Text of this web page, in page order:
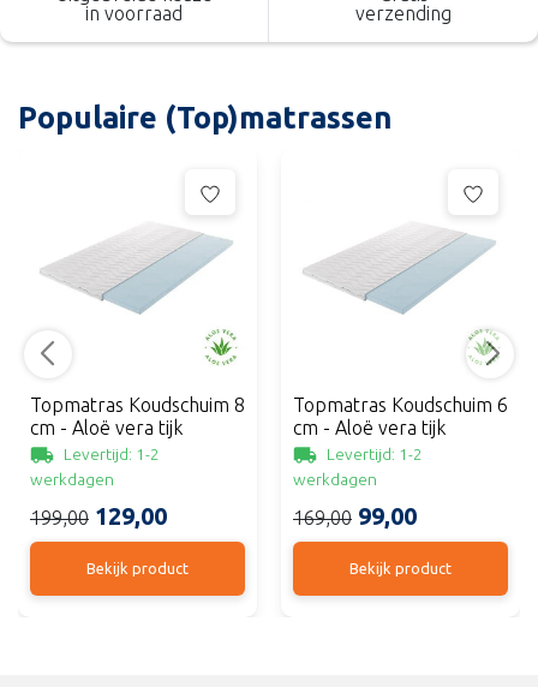
in voorraad
verzending
Populaire (Top)matrassen
Topmatras Koudschuim 8
cm - Aloë vera tijk
Levertijd: 1-2
werkdagen
129,00
199,00
Bekijk product
Topmatras Koudschuim 6
cm - Aloë vera tijk
Levertijd: 1-2
werkdagen
99,00
169,00
Bekijk product